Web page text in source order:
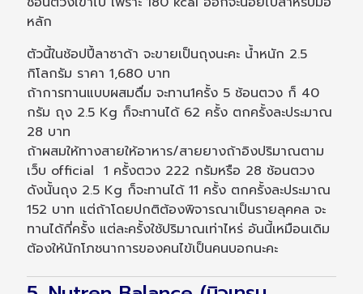
หลัก
ตัวนี้ในช้อปปี้ลาซาด้า จะขายเป็นถุงนะคะ น้ำหนัก 2.5
กิโลกรัม ราคา 1,680 บาท
ถ้าการทานแบบผสมดื่ม จะทาน1ครั้ง 5 ช้อนตวง ก็ 40
กรัม ถุง 2.5 Kg ก็จะทานได้ 62 ครั้ง ตกครั้งละประมาณ
28 บาท
ถ้าผสมให้ทางสายให้อาหาร/สายยางถ้าอิงปริมาณตาม
เว็บ official 1 ครั้งตวง 222 กรัมหรือ 28 ช้อนตวง
ดังนั้นถุง 2.5 Kg ก็จะทานได้ 11 ครั้ง ตกครั้งละประมาณ
152 บาท แต่ถ้าโดยปกติต้องพิจารณาเป็นรายลุคคล จะ
ทานได้กี่ครั้ง แต่ละครั้งใช้ปริมาณเท่าไหร่ อันนี้เหมือนเดิม
ต้องให้นักโภชนาการของคนไข้เป็นคนบอกนะคะ